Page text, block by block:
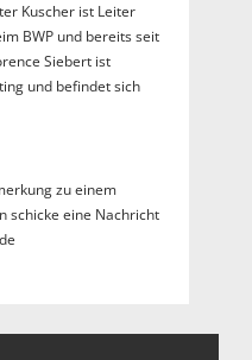
Kuscher ist Leiter
BWP und bereits seit
Siebert ist
und befindet sich
zu einem
schicke eine Nachricht